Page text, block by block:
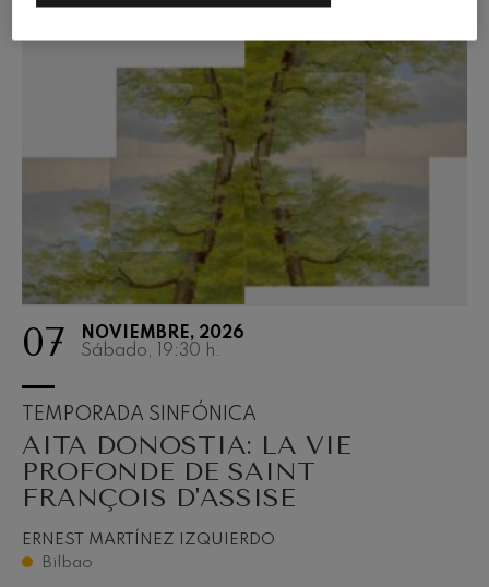
07
NOVIEMBRE, 2026
Sábado, 19:30 h.
TEMPORADA SINFÓNICA
AITA DONOSTIA: LA VIE
PROFONDE DE SAINT
FRANÇOIS D'ASSISE
ERNEST MARTÍNEZ IZQUIERDO
Bilbao